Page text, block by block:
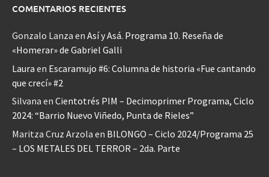
COMENTARIOS RECIENTES
Gonzalo Lanza en Así y Asá. Programa 10. Reseña de
«Homerar» de Gabriel Galli
Laura en Escaramujo #6: Columna de historia «Fue cantando
que crecí» #2
Silvana en Cientotrés PIM – Decimoprimer Programa, Ciclo
2024: “Barrio Nuevo Viñedo, Punta de Rieles”
Maritza Cruz Arzola en BILONGO – Ciclo 2024/Programa 25
– LOS METALES DEL TERROR – 2da. Parte